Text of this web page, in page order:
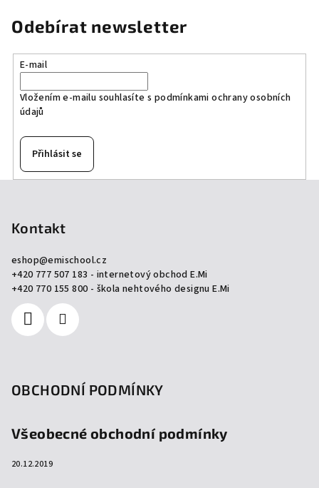
Odebírat newsletter
E-mail
Vložením e-mailu souhlasíte s podmínkami ochrany osobních
údajů
Přihlásit se
Kontakt
eshop@emischool.cz
+420 777 507 183 - internetový obchod E.Mi
+420 770 155 800 - škola nehtového designu E.Mi
OBCHODNÍ PODMÍNKY
Všeobecné obchodní podmínky
20.12.2019